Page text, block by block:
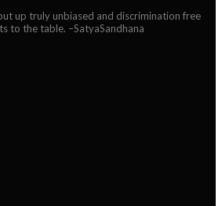
up truly unbiased and discrimination free
to the table. –SatyaSandhana